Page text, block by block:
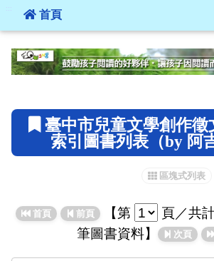
:::
首頁
臺中市兒童文學創作徵
索引圖書列表（by 阿
區塊式列表
首頁 前頁 【第 頁／共
筆圖書資料】
次頁